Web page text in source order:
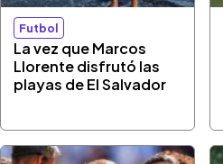
Futbol
La vez que Marcos
Llorente disfrutó las
playas de El Salvador